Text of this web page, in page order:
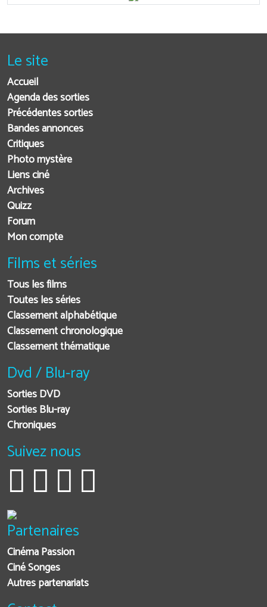
Le site
Accueil
Agenda des sorties
Précédentes sorties
Bandes annonces
Critiques
Photo mystère
Liens ciné
Archives
Quizz
Forum
Mon compte
Films et séries
Tous les films
Toutes les séries
Classement alphabétique
Classement chronologique
Classement thématique
Dvd / Blu-ray
Sorties DVD
Sorties Blu-ray
Chroniques
Suivez nous
Partenaires
Cinéma Passion
Ciné Songes
Autres partenariats